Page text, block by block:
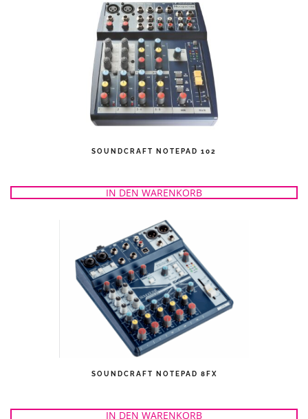
SOUNDCRAFT NOTEPAD 102
IN DEN WARENKORB
SOUNDCRAFT NOTEPAD 8FX
IN DEN WARENKORB